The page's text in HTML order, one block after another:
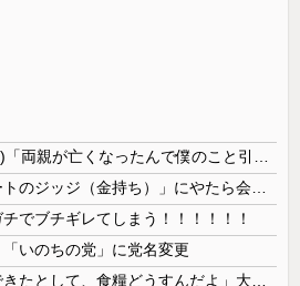
でブチギレてしまう！！！！！！
「いのちの党」に党名変更